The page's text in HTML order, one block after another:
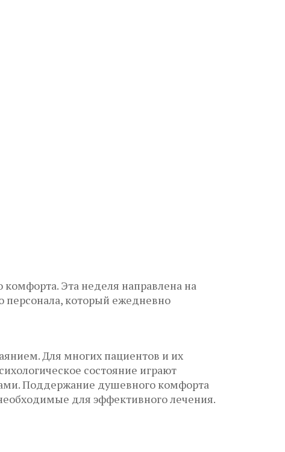
Эта неделя направлена на
персонала, который ежедневно
Для многих пациентов и их
состояние играют
Поддержание душевного комфорта
для эффективного лечения.